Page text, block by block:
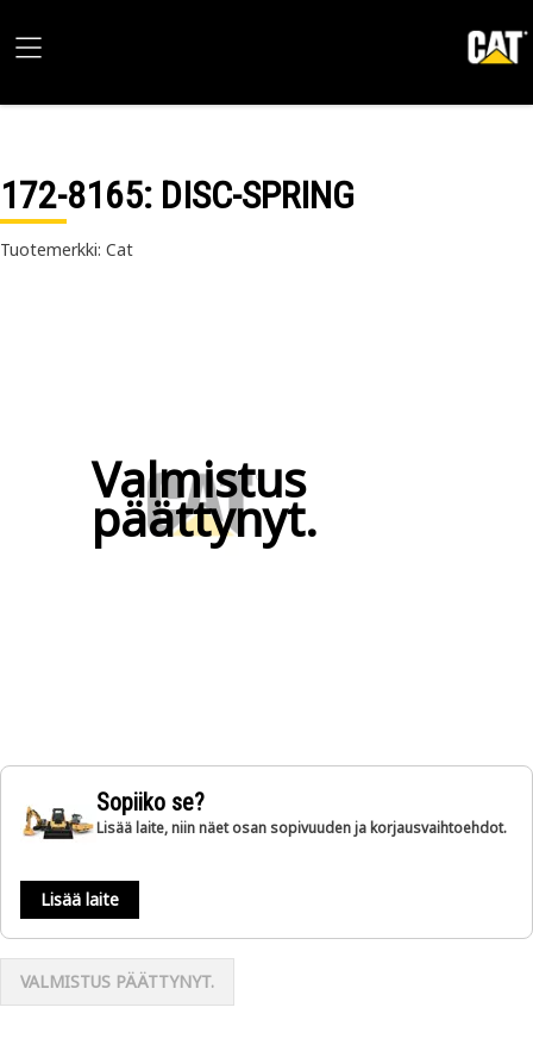
172-8165: DISC-SPRING
Tuotemerkki: Cat
Valmistus
päättynyt.
Sopiiko se?
Lisää laite, niin näet osan sopivuuden ja korjausvaihtoehdot.
Lisää laite
VALMISTUS PÄÄTTYNYT.